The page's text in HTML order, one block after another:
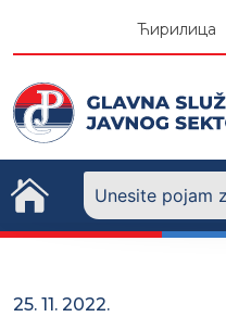
Ћирилица
25. 11. 2022.